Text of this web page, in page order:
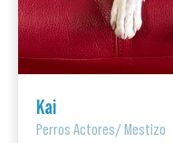
Kai
Perros Actores/Mestizo